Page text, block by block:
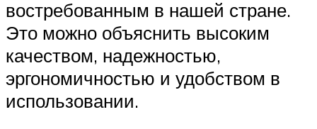
востребованным в нашей стране.
Это можно объяснить высоким
качеством, надежностью,
эргономичностью и удобством в
использовании.